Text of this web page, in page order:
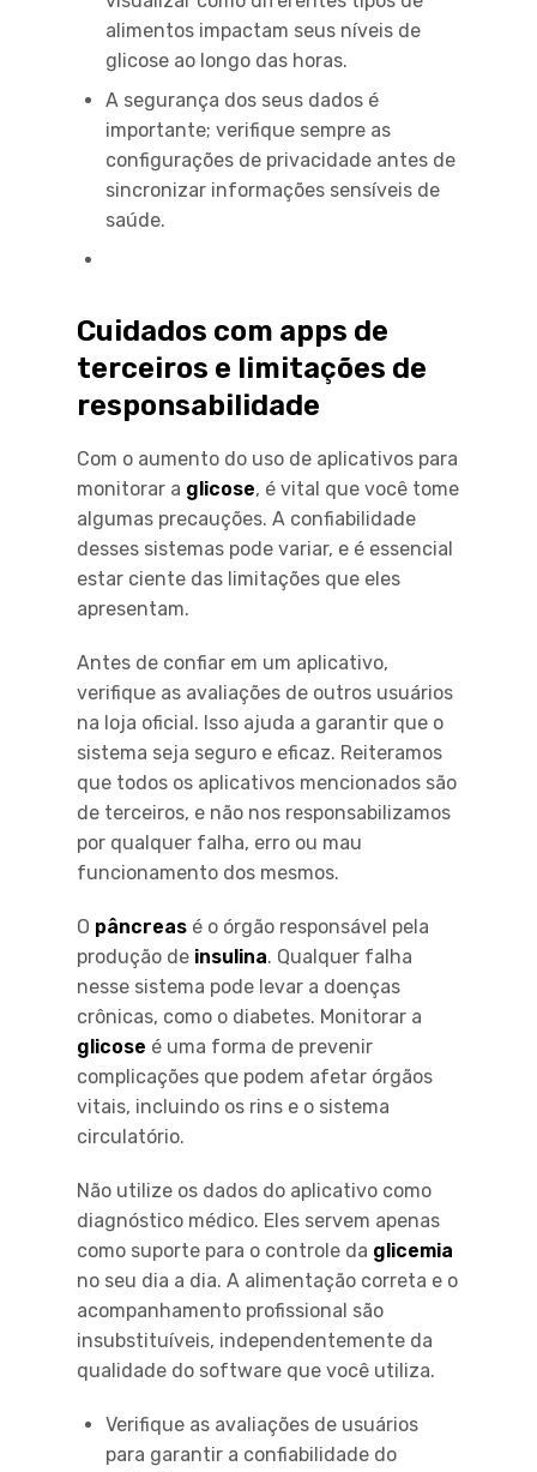
alimentos impactam seus níveis de
glicose ao longo das horas.
A segurança dos seus dados é
importante; verifique sempre as
configurações de privacidade antes de
sincronizar informações sensíveis de
saúde.
Cuidados com apps de
terceiros e limitações de
responsabilidade
Com o aumento do uso de aplicativos para
monitorar a glicose, é vital que você tome
algumas precauções. A confiabilidade
desses sistemas pode variar, e é essencial
estar ciente das limitações que eles
apresentam.
Antes de confiar em um aplicativo,
verifique as avaliações de outros usuários
na loja oficial. Isso ajuda a garantir que o
sistema seja seguro e eficaz. Reiteramos
que todos os aplicativos mencionados são
de terceiros, e não nos responsabilizamos
por qualquer falha, erro ou mau
funcionamento dos mesmos.
O pâncreas é o órgão responsável pela
produção de insulina. Qualquer falha
nesse sistema pode levar a doenças
crônicas, como o diabetes. Monitorar a
glicose é uma forma de prevenir
complicações que podem afetar órgãos
vitais, incluindo os rins e o sistema
circulatório.
Não utilize os dados do aplicativo como
diagnóstico médico. Eles servem apenas
como suporte para o controle da glicemia
no seu dia a dia. A alimentação correta e o
acompanhamento profissional são
insubstituíveis, independentemente da
qualidade do software que você utiliza.
Verifique as avaliações de usuários
para garantir a confiabilidade do